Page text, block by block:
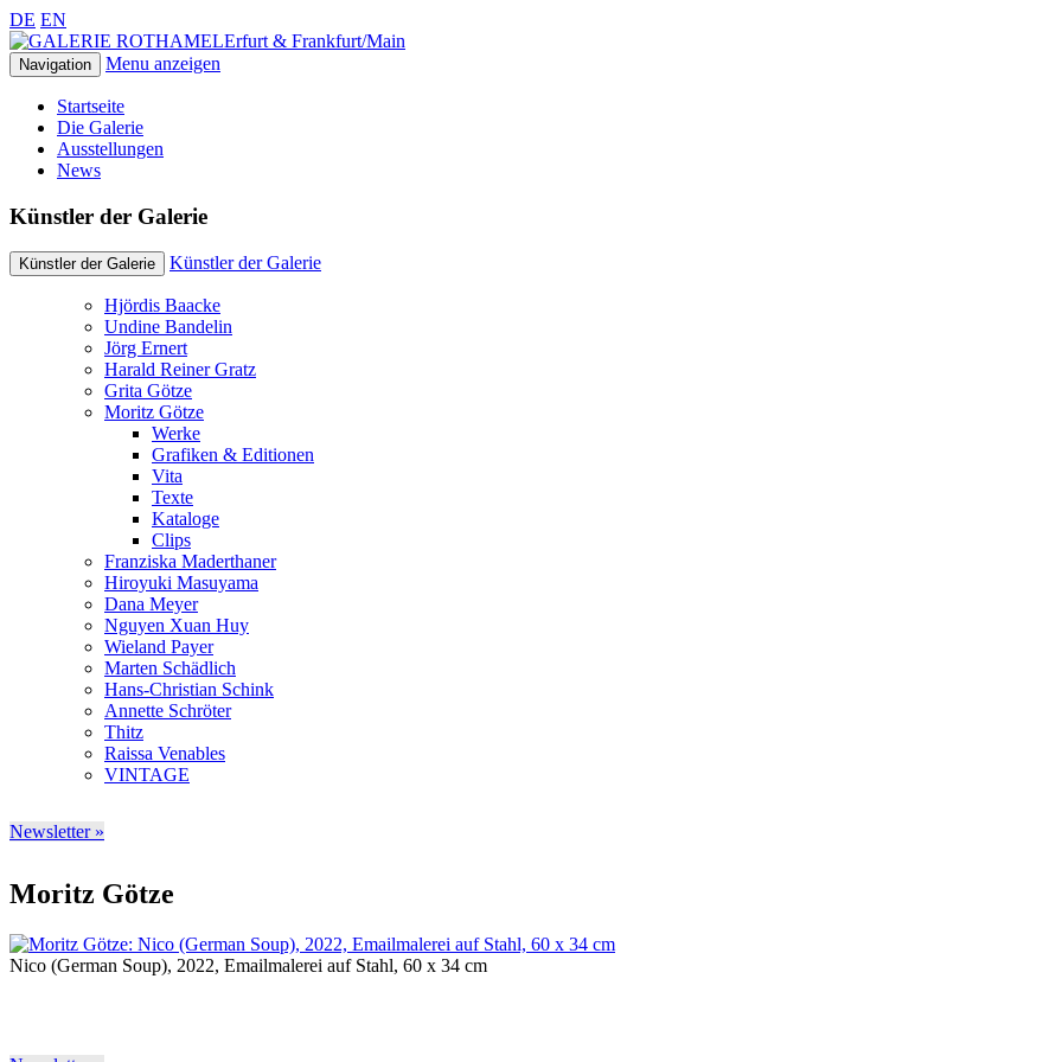
DE EN
Erfurt & Frankfurt/Main
Navigation Menu anzeigen
Startseite
Die Galerie
Ausstellungen
News
Künstler der Galerie
Künstler der Galerie Künstler der Galerie
Hjördis Baacke
Undine Bandelin
Jörg Ernert
Harald Reiner Gratz
Grita Götze
Moritz Götze
Werke
Grafiken & Editionen
Vita
Texte
Kataloge
Clips
Franziska Maderthaner
Hiroyuki Masuyama
Dana Meyer
Nguyen Xuan Huy
Wieland Payer
Marten Schädlich
Hans-Christian Schink
Annette Schröter
Thitz
Raissa Venables
VINTAGE
Newsletter »
Moritz Götze
Nico (German Soup), 2022, Emailmalerei auf Stahl, 60 x 34 cm